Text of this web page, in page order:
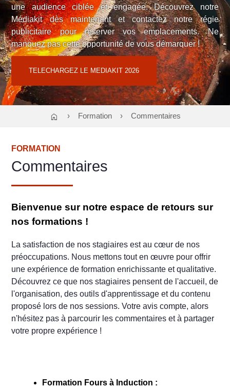
Découvrez notre
notre régie
emplacements. Ne
vous démarquer !
02 58 01 09ou
une audience ciblée et
Médiakit dès maintenant et
publicitaire pour réserver
manquez pas cette opportunité
Contact : Cloé TEODORI
regiepubtnf@atf-asso.com
TELECHARGEZ LE MEDIAKIT
home Formation Commentaires
Commentaires
FORMATION
Bienvenue sur notre espace de retours sur
nos formations !
La satisfaction de nos stagiaires est au cœur de nos
préoccupations. Nous mettons tout en œuvre pour offrir
une expérience de formation enrichissante et qualitative.
Découvrez ce que nos stagiaires pensent de l'accueil, de
l'organisation, des outils d'apprentissage et du contenu
proposé lors de nos sessions. Votre avis compte, alors
n'hésitez pas à parcourir les commentaires et à partager
votre propre expérience !
Formation Fours à Induction :